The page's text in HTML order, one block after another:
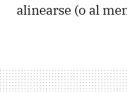
alinearse (o al